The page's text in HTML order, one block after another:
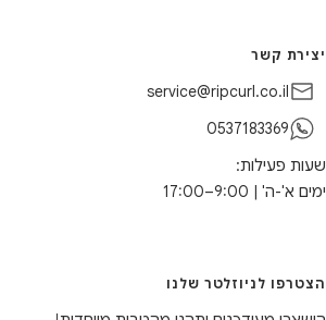
יצירת קשר
service@ripcurl.co.il
0537183369
שעות פעילות:
ימים א'-ה' | 9:00–17:00
הצטרפו לניוזלטר שלנו